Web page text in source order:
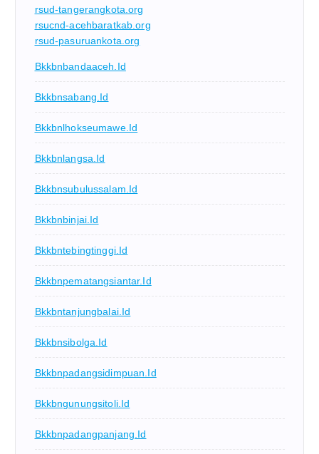
rsud-tangerangkota.org
rsucnd-acehbaratkab.org
rsud-pasuruankota.org
Bkkbnbandaaceh.id
Bkkbnsabang.id
Bkkbnlhokseumawe.id
Bkkbnlangsa.id
Bkkbnsubulussalam.id
Bkkbnbinjai.id
Bkkbntebingtinggi.id
Bkkbnpematangsiantar.id
Bkkbntanjungbalai.id
Bkkbnsibolga.id
Bkkbnpadangsidimpuan.id
Bkkbngunungsitoli.id
Bkkbnpadangpanjang.id